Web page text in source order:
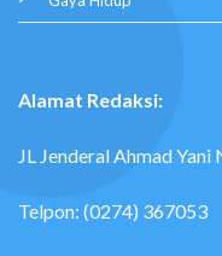
Alamat Redaksi:
JL Jenderal Ahmad
Telpon: (0274) 367053